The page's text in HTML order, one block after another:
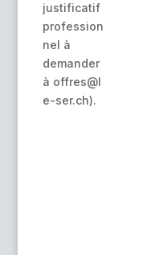
justificatif
profession
nel à
demander
à offres@l
e-ser.ch).